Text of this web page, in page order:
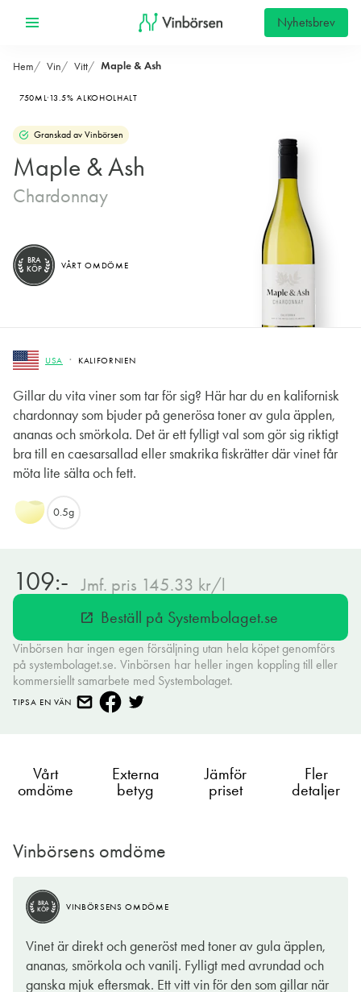
Nyhetsbrev
Hem Vin Vitt Maple & Ash
750ML 13.5% ALKOHOLHALT
Granskad av Vinbörsen
Maple & Ash
Chardonnay
USA KALIFORNIEN
Gillar du vita viner som tar för sig? Här har du en kalifornisk
chardonnay som bjuder på generösa toner av gula äpplen,
ananas och smörkola. Det är ett fylligt val som gör sig riktigt
bra till en caesarsallad eller smakrika fiskrätter där vinet får
möta lite sälta och fett.
BRA
KÖP
VÅRT OMDÖME
0.5g
109:- Jmf. pris 145.33 kr/l
open_in_new Beställ på Systembolaget.se
Vinbörsen har ingen egen försäljning utan hela köpet genomförs
på systembolaget.se. Vinbörsen har heller ingen koppling till eller
kommersiellt samarbete med Systembolaget.
TIPSA EN VÄN
Vårt
omdöme
Externa
betyg
Jämför
priset
Fler
detaljer
Vinbörsens omdöme
BRA
KÖP
VINBÖRSENS OMDÖME
Vinet är direkt och generöst med toner av gula äpplen,
ananas, smörkola och vanilj. Fylligt med avrundad och
ganska mjuk eftersmak. Ett vitt vin för den som gillar när